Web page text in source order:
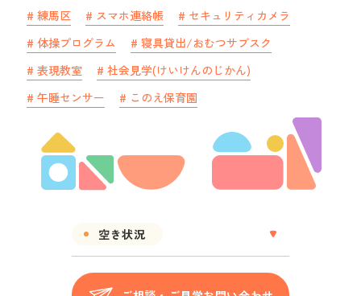
# 練馬区 # スマホ連絡帳 # セキュリティカメラ
# 体操プログラム # 寝具貸出/おむつサブスク
# 表現教室 # 社会見学(けいけんのじかん)
# 午睡センサー # このえ保育園
空き状況